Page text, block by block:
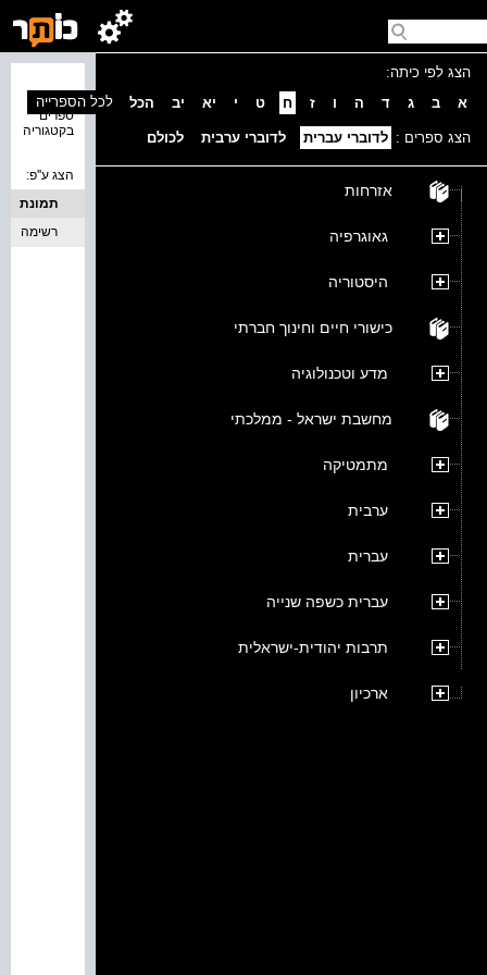
הצג לפי כיתה:
א
ב ג ד ה ו ז ח ט י יא יב הכל
הצג ספרים : לדוברי עברית לדוברי ערבית לכולם
אזרחות
גאוגרפיה
היסטוריה
כישורי חיים וחינוך חברתי
מדע וטכנולוגיה
מחשבת ישראל - ממלכתי
מתמטיקה
ערבית
עברית
עברית כשפה שנייה
תרבות יהודית-ישראלית
ארכיון
ספרים
בקטגוריה
לכל הספרייה
הצג ע''פ:
תמונת
כריכה
רשימה